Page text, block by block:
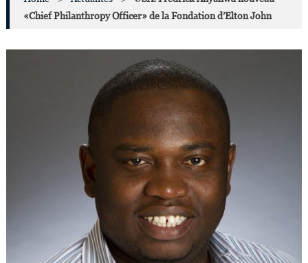
«Chief Philanthropy Officer» de la Fondation d’Elton John